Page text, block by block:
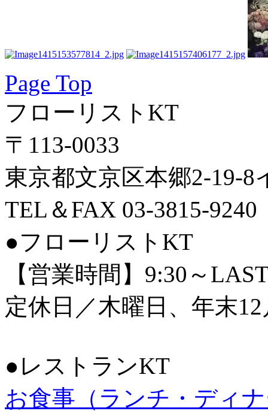
Page Top
フローリストKT
〒113-0033
東京都文京区本郷2-19-8
TEL＆FAX 03-3815-9240
●フローリストKT
【営業時間】9:30～
定休日／木曜日、年末
●レストランKT
お食事（ランチ・ディ